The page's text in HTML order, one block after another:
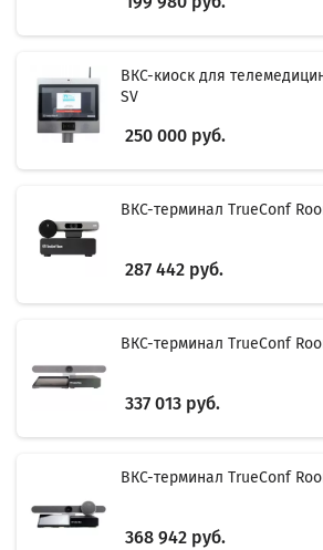
ВКС-киоск для
SV
250 000 руб.
ВКС-терминал TrueConf
287 442 руб.
ВКС-терминал TrueConf
337 013 руб.
ВКС-терминал TrueConf
368 942 руб.